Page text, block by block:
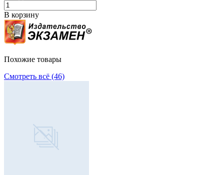
В корзину
Похожие товары
Смотреть всё (46)